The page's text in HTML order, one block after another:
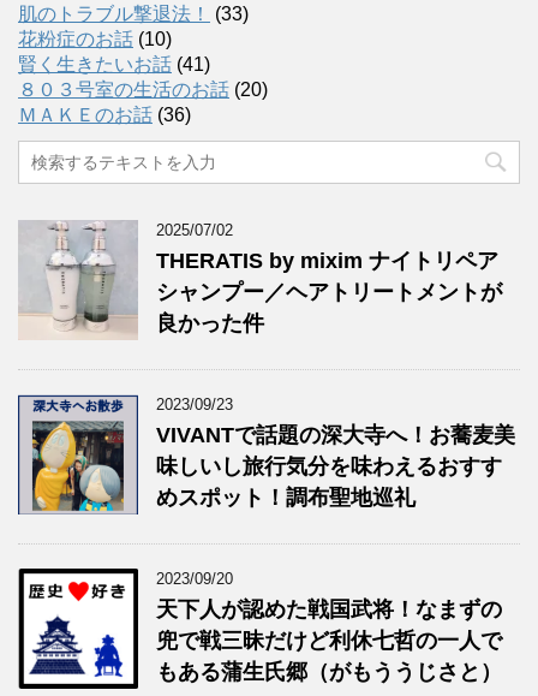
肌のトラブル撃退法！
(33)
花粉症のお話 (10)
賢く生きたいお話 (41)
８０３号室の生活のお話 (20)
ＭＡＫＥのお話 (36)
2025/07/02
THERATIS by mixim ナイトリペア
シャンプー／ヘアトリートメントが
良かった件
2023/09/23
VIVANTで話題の深大寺へ！お蕎麦美
味しいし旅行気分を味わえるおすす
めスポット！調布聖地巡礼
2023/09/20
天下人が認めた戦国武将！なまずの
兜で戦三昧だけど利休七哲の一人で
もある蒲生氏郷（がもううじさと）